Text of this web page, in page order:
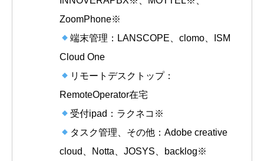
ZoomPhone※
端末管理：LANSCOPE、clomo、ISM
Cloud One
リモートデスクトップ：
RemoteOperator在宅
受付ipad：ラクネコ※
タスク管理、その他：Adobe creative
cloud、Notta、JOSYS、backlog※